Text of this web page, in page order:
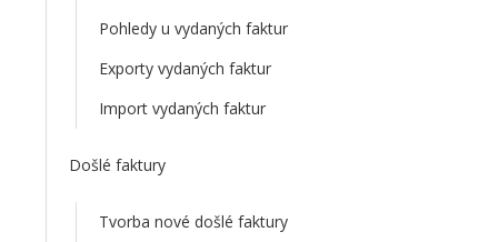
Pohledy u vydaných faktur
Exporty vydaných faktur
Import vydaných faktur
Došlé faktury
Tvorba nové došlé faktury